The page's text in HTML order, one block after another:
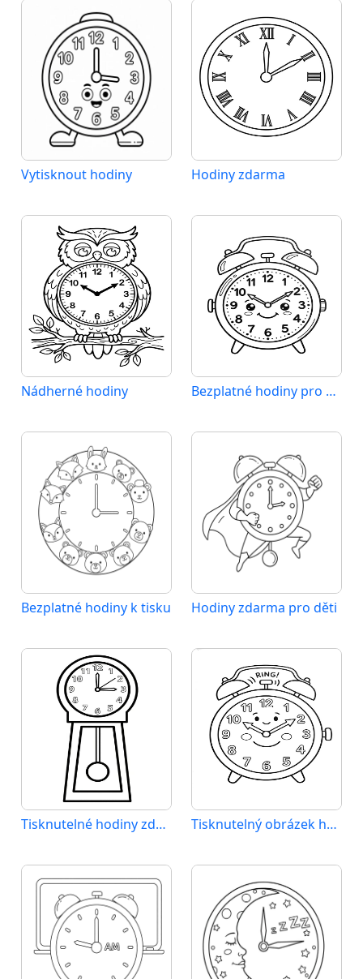
Vytisknout hodiny Hodiny zdarma
Nádherné hodiny Bezplatné hodiny pro děti
Bezplatné hodiny k tisku Hodiny zdarma pro děti
Tisknutelné hodiny zdarma Tisknutelný obrázek hodiny